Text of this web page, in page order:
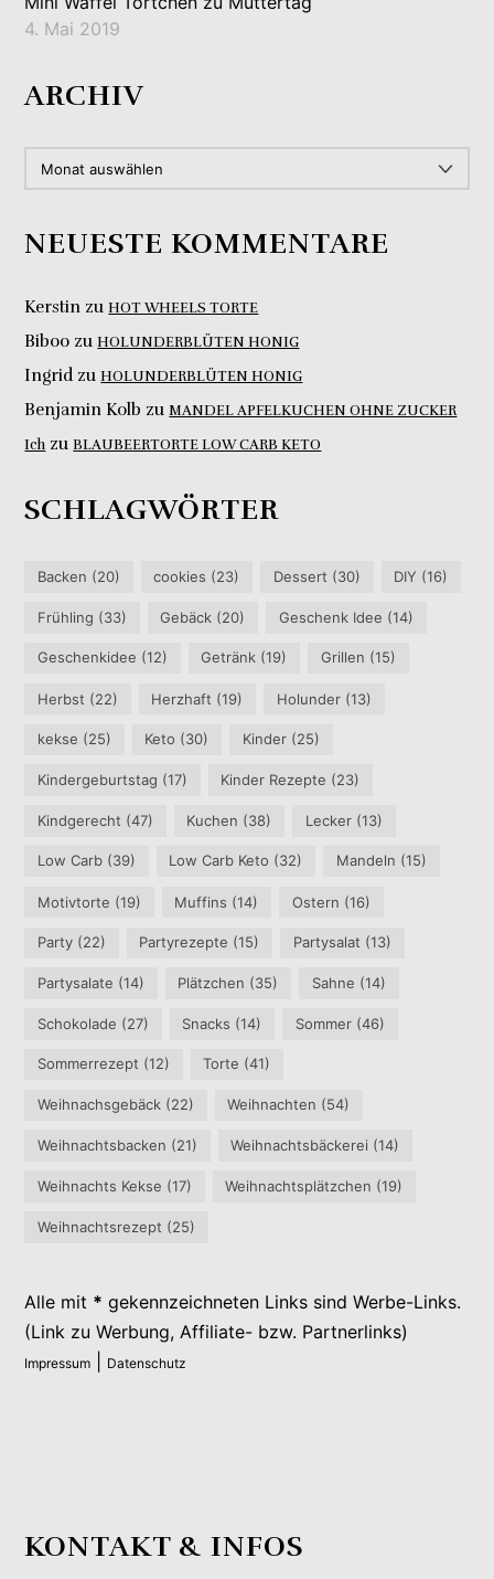
4. Mai 2019
ARCHIV
NEUESTE KOMMENTARE
Kerstin zuHOT WHEELS TORTE
Biboo zuHOLUNDERBLÜTEN HONIG
IngridzuHOLUNDERBLÜTEN HONIG
Benjamin Kolb zuMANDEL APFELKUCHEN OHNE ZUCKER
Ich zuBLAUBEERTORTE LOW CARB KETO
SCHLAGWÖRTER
Backen (20) cookies (23) Dessert (30) DIY (16)
Frühling (33) Gebäck (20) Geschenk Idee (14)
Geschenkidee (12) Getränk (19) Grillen (15)
Herbst (22) Herzhaft (19) Holunder(13)
kekse (25) Keto (30) Kinder(25)
Kindergeburtstag (17) Kinder Rezepte (23)
Kindgerecht (47) Kuchen (38) Lecker(13)
Low Carb (39) Low Carb Keto (32) Mandeln (15)
Motivtorte (19) Muffins (14) Ostern (16)
Party (22) Partyrezepte (15) Partysalat (13)
Partysalate (14) Plätzchen (35) Sahne (14)
Schokolade (27) Snacks (14) Sommer(46)
Sommerrezept (12) Torte (41)
Weihnachsgebäck (22) Weihnachten (54)
Weihnachtsbacken (21) Weihnachtsbäckerei (14)
Weihnachts Kekse (17) Weihnachtsplätzchen (19)
Weihnachtsrezept (25)
Alle mit * gekennzeichneten Links sind Werbe-Links.
(Link zu Werbung, Affiliate- bzw. Partnerlinks)
Impressum Datenschutz
KONTAKT & INFOS